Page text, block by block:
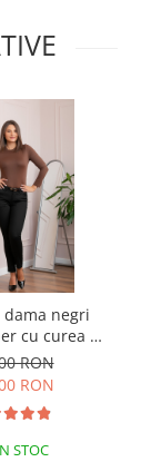
dama negri
cu curea si
functionale
RON
RON
STOC